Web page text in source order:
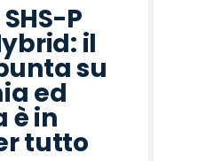
P
il
su
ed
è in
tutto